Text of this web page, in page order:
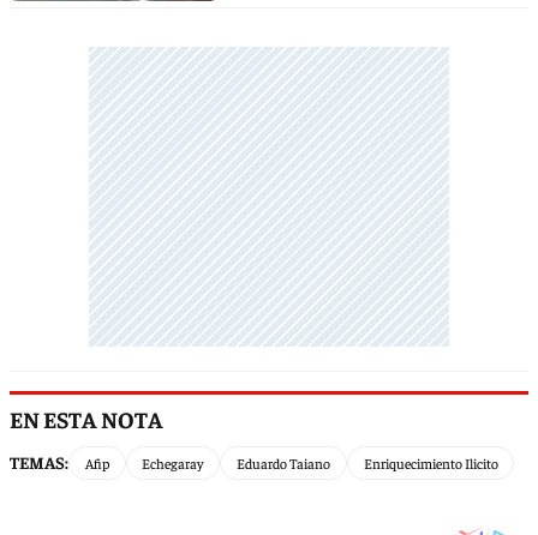
EN ESTA NOTA
TEMAS: Afip Echegaray Eduardo Taiano Enriquecimiento Ilicito